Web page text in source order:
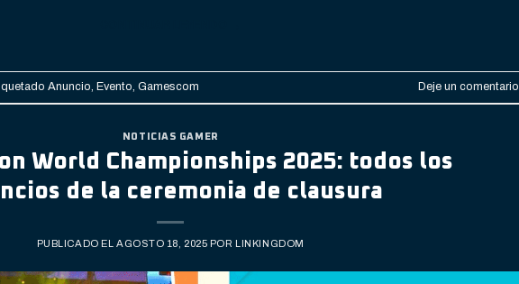
Anuncio, Evento, Gamescom Deje un comentario
NOTICIAS GAMER
World Championships 2025: todos los
de la ceremonia de clausura
PUBLICADO EL AGOSTO 18, 2025 POR LINKINGDOM